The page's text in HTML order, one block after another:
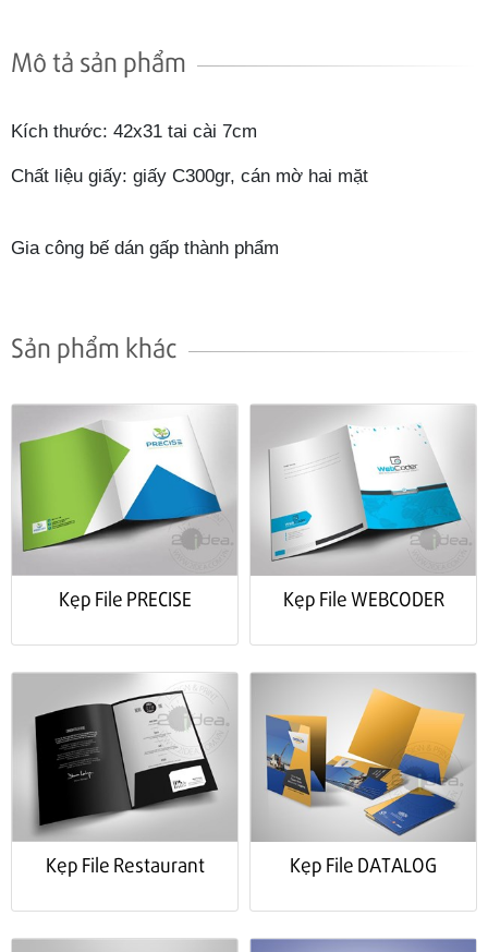
Mô tả sản phẩm
Kích thước: 42x31 tai cài 7cm
Chất liệu giấy: giấy C300gr, cán mờ hai mặt
Gia công bế dán gấp thành phẩm
Sản phẩm khác
Kẹp File PRECISE Kẹp File WEBCODER
Kẹp File Restaurant Kẹp File DATALOG